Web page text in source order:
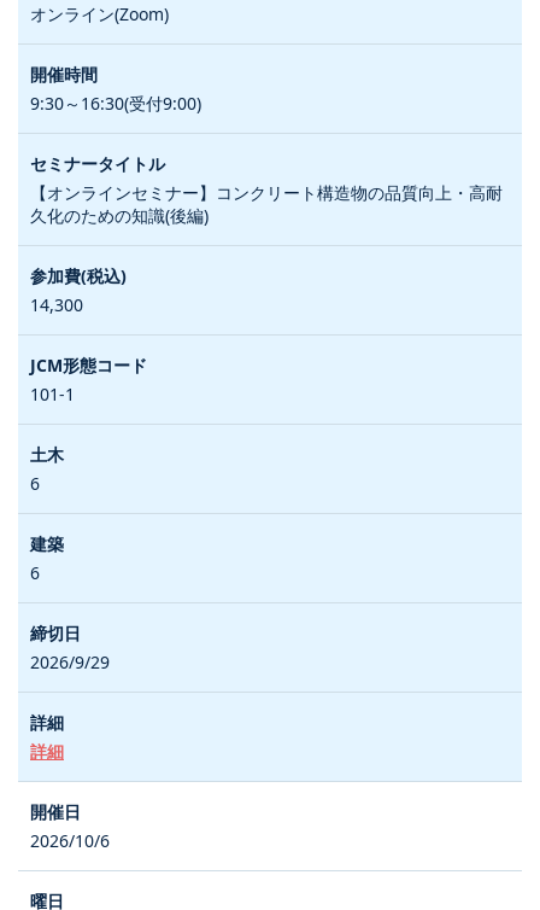
オンライン(Zoom)
9:30～16:30(受付9:00)
【オンラインセミナー】コンクリート構造物の品質向上・高耐
久化のための知識(後編)
14,300
101-1
6
6
2026/9/29
詳細
2026/10/6